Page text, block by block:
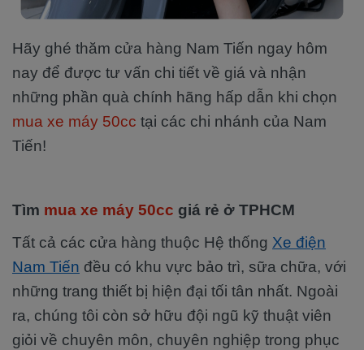
Hãy ghé thăm cửa hàng Nam Tiến ngay hôm
nay để được tư vấn chi tiết về giá và nhận
những phần quà chính hãng hấp dẫn khi chọn
mua xe máy 50cc tại các chi nhánh của Nam
Tiến!
Tìm mua xe máy 50cc giá rẻ ở TPHCM
Tất cả các cửa hàng thuộc Hệ thống Xe điện
Nam Tiến đều có khu vực bảo trì, sữa chữa, với
những trang thiết bị hiện đại tối tân nhất. Ngoài
ra, chúng tôi còn sở hữu đội ngũ kỹ thuật viên
giỏi về chuyên môn, chuyên nghiệp trong phục